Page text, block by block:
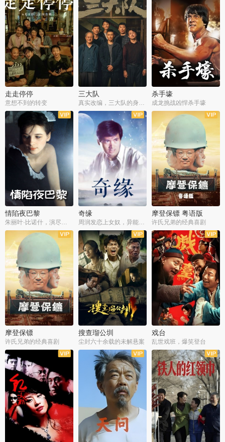
走走停停
意想不到的转变
三大队 杀手壕
成龙挑战凶悍杀手壕
情陷夜巴黎
朱丽叶·比诺什，演尽失爱之痛
奇缘
周润发恋上女奴，异能护体战邪派
摩登保镖 粤语版
许氏兄弟的经典喜剧
摩登保镖
许氏兄弟的经典喜剧
搜查瑠公圳
尘封六十余载的未解悬案
戏台
乱世戏班，爆笑登台